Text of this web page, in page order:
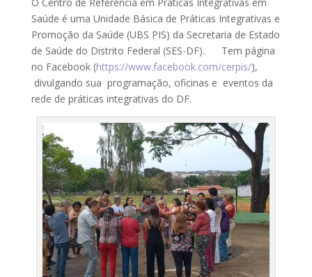
Saúde é uma Unidade Básica de Práticas Integrativas e
Promoção da Saúde (UBS PIS) da Secretaria de Estado
de Saúde do Distrito Federal (SES-DF). Tem página
no Facebook (https://www.facebook.com/cerpis/),
divulgando sua programação, oficinas e eventos da
rede de práticas integrativas do DF.